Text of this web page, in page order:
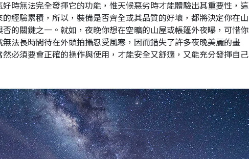
時無法完全發揮它的功能，惟天候惡劣時才能體驗出其重要性，這
經驗累積，所以，裝備是否齊全或其品質的好壞，都將決定你在山
的關鍵之一。就如，夜晚你想在空曠的山屋或帳篷外夜曝，可惜你
法長時間待在外頭拍攝忍受風寒，因而錯失了許多夜晚美麗的畫
然必須要會正確的操作與使用，才能安全又舒適，又能充分發揮自己